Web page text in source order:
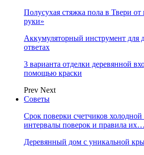
Полусухая стяжка пола в Твери
руки»
Аккумуляторный инструмент для
ответах
3 варианта отделки деревянной
помощью краски
Prev Next
Советы
Срок поверки счетчиков
интервалы поверок и правила их…
Деревянный дом с уникальной